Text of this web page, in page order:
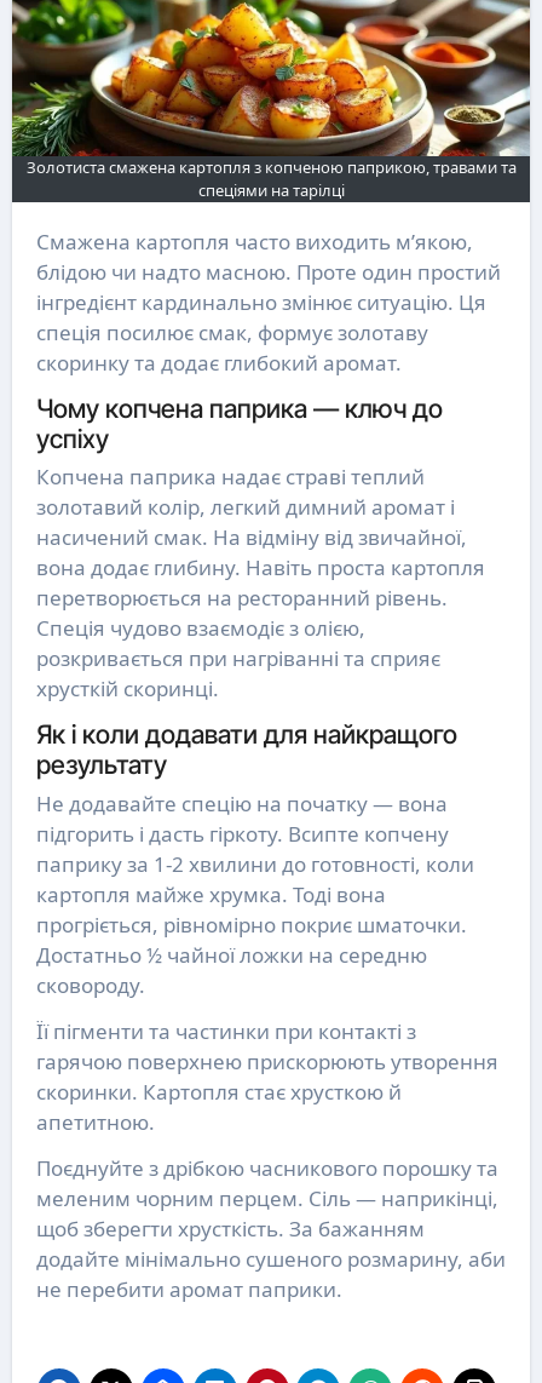
Золотиста смажена картопля з копченою паприкою, травами та
спеціями на тарілці
Смажена картопля часто виходить м’якою,
блідою чи надто масною. Проте один простий
інгредієнт кардинально змінює ситуацію. Ця
спеція посилює смак, формує золотаву
скоринку та додає глибокий аромат.
Чому копчена паприка — ключ до
успіху
Копчена паприка надає страві теплий
золотавий колір, легкий димний аромат і
насичений смак. На відміну від звичайної,
вона додає глибину. Навіть проста картопля
перетворюється на ресторанний рівень.
Спеція чудово взаємодіє з олією,
розкривається при нагріванні та сприяє
хрусткій скоринці.
Як і коли додавати для найкращого
результату
Не додавайте спецію на початку — вона
підгорить і дасть гіркоту. Всипте копчену
паприку за 1-2 хвилини до готовності, коли
картопля майже хрумка. Тоді вона
прогріється, рівномірно покриє шматочки.
Достатньо ½ чайної ложки на середню
сковороду.
Її пігменти та частинки при контакті з
гарячою поверхнею прискорюють утворення
скоринки. Картопля стає хрусткою й
апетитною.
Поєднуйте з дрібкою часникового порошку та
меленим чорним перцем. Сіль — наприкінці,
щоб зберегти хрусткість. За бажанням
додайте мінімально сушеного розмарину, аби
не перебити аромат паприки.